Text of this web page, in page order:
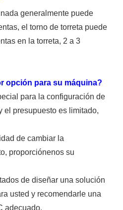
generalmente puede
el torno de torreta puede
en la torreta, 2 a 3
opción para su máquina?
para la configuración de
el presupuesto es limitado,
de cambiar la
proporciónenos su
de diseñar una solución
usted y recomendarle una
adecuado.